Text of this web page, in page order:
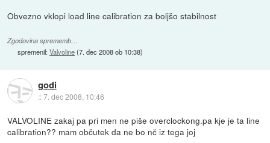
Obvezno vklopi load line calibration za boljšo stabilnost
Zgodovina sprememb…
spremenil:Valvoline(7. dec 2008 ob 10:38)
godi
::7. dec 2008, 10:46
VALVOLINE zakaj pa pri men ne piše overclockong.pa kje je ta line
calibration?? mam občutek da ne bo nč iz tega joj